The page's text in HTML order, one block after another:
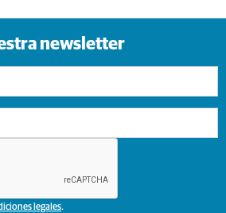
newsletter
legales.